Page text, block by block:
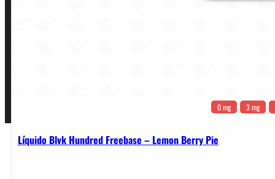
0 mg 3 mg
Líquido Blvk Hundred Freebase – Lemon Berry Pie